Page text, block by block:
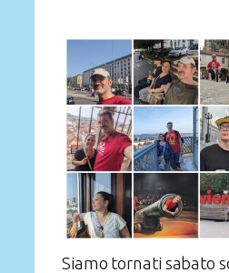
Siamo tornati sabato